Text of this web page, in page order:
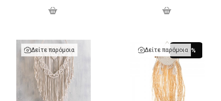
Δείτε παρόμοια -25 %
Δείτε παρόμοια